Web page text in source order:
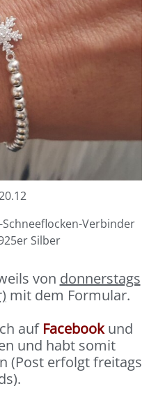
Verbinder
Silber
von donnerstags
mit dem Formular.
auf Facebookund
und habt somit
(Post erfolgt freitags